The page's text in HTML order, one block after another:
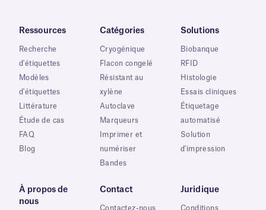
Ressources
Recherche
d'étiquettes
Modèles
d'étiquettes
Littérature
Étude de cas
FAQ
Blog
Catégories
Cryogénique
Flacon congelé
Résistant au
xylène
Autoclave
Marqueurs
Imprimer et
numériser
Bandes
Solutions
Biobanque
RFID
Histologie
Essais cliniques
Étiquetage
automatisé
Solution
d'impression
À propos de
nous
Contact
Contactez-nous
Juridique
Conditions